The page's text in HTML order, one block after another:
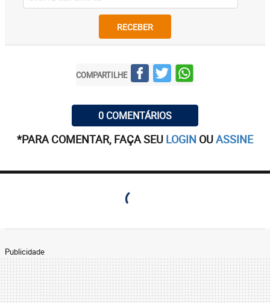
RECEBER
COMPARTILHE
0 COMENTÁRIOS
*PARA COMENTAR, FAÇA SEU LOGIN OUASSINE
Publicidade